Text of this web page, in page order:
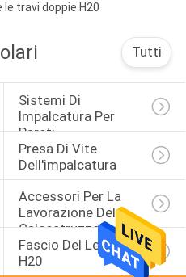
travi doppie H20
Tutti
Sistemi Di
Impalcatura Per
Pareti
Presa Di Vite
Dell'impalcatura
Accessori Per La
Lavorazione Del
Calcestruzzo
Fascio Del Legname
H20